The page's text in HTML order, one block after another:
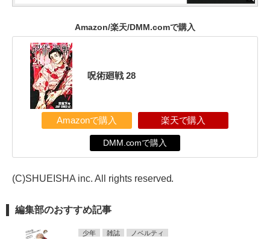
Amazon/楽天/DMM.comで購入
呪術廻戦 28
Amazonで購入 楽天で購入
DMM.comで購入
(C)SHUEISHA inc. All rights reserved.
編集部のおすすめ記事
少年 雑誌 ノベルティ